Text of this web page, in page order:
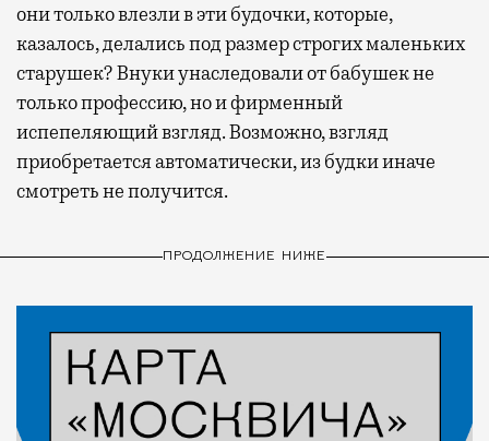
они только влезли в эти будочки, которые,
казалось, делались под размер строгих маленьких
старушек? Внуки унаследовали от бабушек не
только профессию, но и фирменный
испепеляющий взгляд. Возможно, взгляд
приобретается автоматически, из будки иначе
смотреть не получится.
ПРОДОЛЖЕНИЕ НИЖЕ